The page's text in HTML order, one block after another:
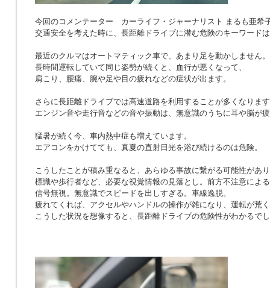
今回のコメンテーター カーライフ・ジャーナリスト まるも亜希
交通安全を考えた時に、長距離ドライブに潜む危険のキーワード
最近のクルマはオートマティック車で、あまり足を動かしません。
長時間運転していて同じ姿勢が続くと、血行が悪くなって、
肩こり、腰痛、腕や足や目の疲れなどの症状が出ます。
さらに長距離ドライブでは高速道路を利用することが多くなりま
エンジン音や走行音などの音や振動は、無意識のうちに耳や脳が
猛暑が続く今、車内熱中症も増えています。
エアコンをかけてても、真夏の直射日光を浴び続けるのは危険。
こうしたことが積み重なると、あらゆる事故に繋がる可能性があ
標識や歩行者など、必要な視覚情報の見落とし。前方不注意によ
信号無視。無意識でスピードを出しすぎる。車線逸脱。
疲れてくれば、アクセルやハンドルの操作が雑になり、運転が荒
こうした状況を想像すると、長距離ドライブの危険性がわかるで